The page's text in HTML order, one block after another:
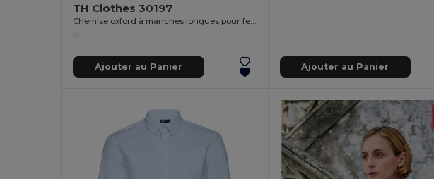
TH Clothes 30197
Chemise oxford à manches longues pour femmes. Couleur blanche
Ajouter au Panier Ajouter au Panier